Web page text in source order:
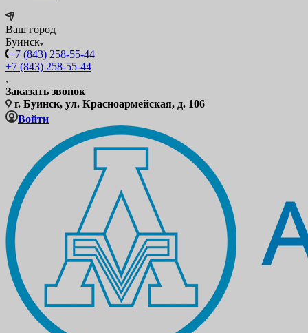
Ваш город
Буинск
+7 (843) 258-55-44
+7 (843) 258-55-44
Заказать звонок
г. Буинск, ул. Красноармейская, д. 106
Войти